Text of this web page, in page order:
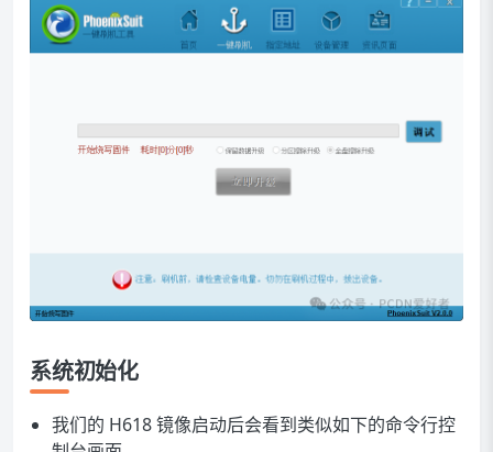
系统初始化
我们的 H618 镜像启动后会看到类似如下的命令行控